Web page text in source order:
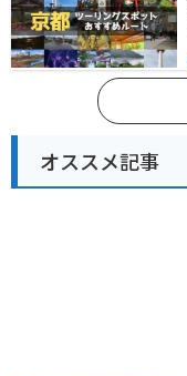
オススメ記事